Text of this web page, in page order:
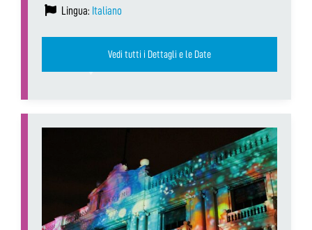
Lingua: Italiano
Vedi tutti i Dettagli e le Date